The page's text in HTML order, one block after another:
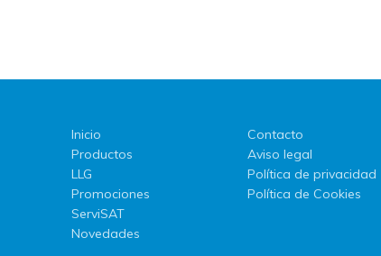
Inicio
Productos
LLG
Promociones
ServiSAT
Novedades
Contacto
Aviso legal
Política de privacidad
Política de Cookies